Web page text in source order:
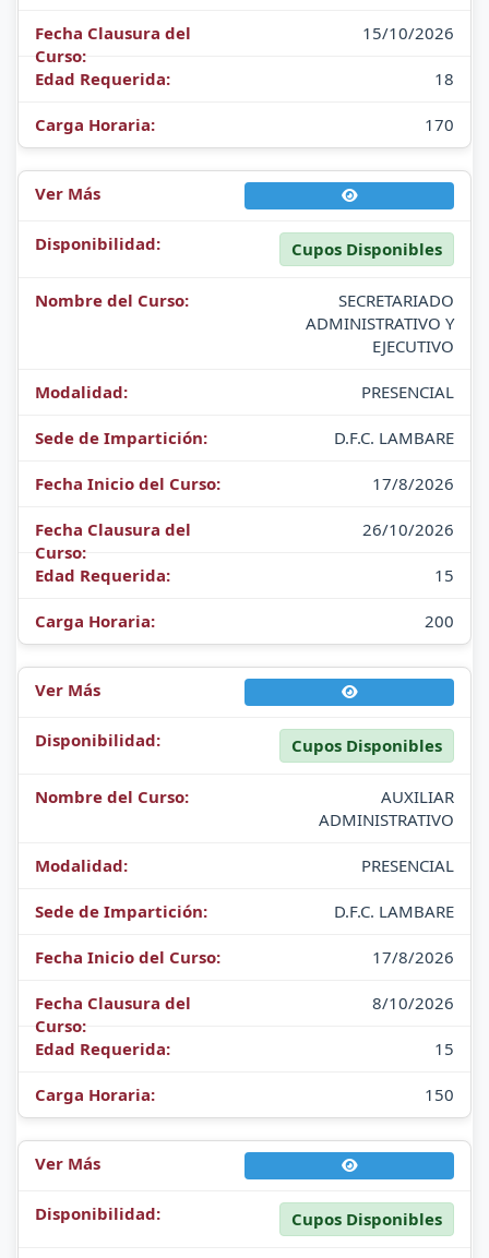
15/10/2026
18
170
Cupos Disponibles
SECRETARIADO
ADMINISTRATIVO Y
EJECUTIVO
PRESENCIAL
D.F.C. LAMBARE
17/8/2026
26/10/2026
15
200
Cupos Disponibles
AUXILIAR
ADMINISTRATIVO
PRESENCIAL
D.F.C. LAMBARE
17/8/2026
8/10/2026
15
150
Cupos Disponibles